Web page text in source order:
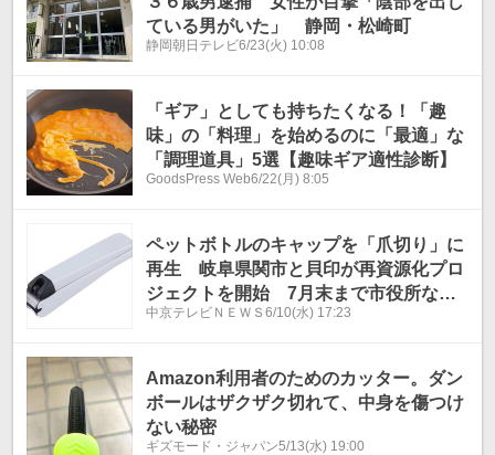
ている男がいた」 静岡・松崎町
静岡朝日テレビ6/23(火) 10:08
「ギア」としても持ちたくなる！「趣
味」の「料理」を始めるのに「最適」な
「調理道具」5選【趣味ギア適性診断】
GoodsPress Web6/22(月) 8:05
ペットボトルのキャップを「爪切り」に
再生 岐阜県関市と貝印が再資源化プロ
ジェクトを開始 7月末まで市役所など
に回収ボックスを設置
中京テレビＮＥＷＳ 6/10(水) 17:23
Amazon利用者のためのカッター。ダン
ボールはザクザク切れて、中身を傷つけ
ない秘密
ギズモード・ジャパン5/13(水) 19:00